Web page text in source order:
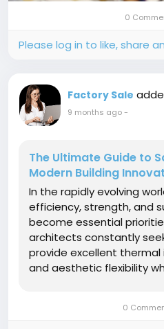
0
Please log in to like, share
Factory Sale
9 months ago-
The Ultimate Guide to
Modern Building
In the rapidly evolving
efficiency, strength, and
become essential
architects constantly
provide excellent thermal
and aesthetic flexibility
sandwich panel. These...
0